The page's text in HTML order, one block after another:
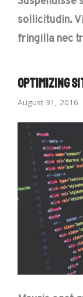
sollicitudin.
fringilla nec
Optimizing
August 31, 2016